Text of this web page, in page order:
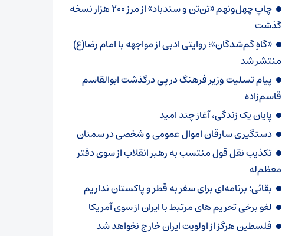
چاپ چهل‌ونهم «تن‌تن و سندباد» از مرز ۲۰۰ هزار نسخه
گذشت
«گاهِ گم‌شدگان»؛ روایتی ادبی از مواجهه با امام رضا(ع)
منتشر شد
پیام تسلیت وزیر فرهنگ در پی درگذشت ابوالقاسم
قاسم‌زاده
پایان یک زندگی، آغاز چند امید
دستگیری سارقان اموال عمومی و شخصی در سمنان
تکذیب نقل قول منتسب به رهبر انقلاب از سوی دفتر
معظم‌له
بقائی: برنامه‌ای برای سفر به قطر و پاکستان نداریم
لغو برخی تحریم های مرتبط با ایران از سوی آمریکا
فلسطین هرگز از اولویت ایران خارج نخواهد شد